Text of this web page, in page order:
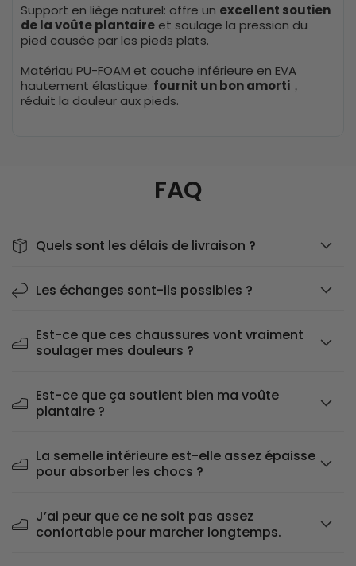
Support en liège naturel: offre un excellent soutien
de la voûte plantaire et soulage la pression du
pied causée par les pieds plats.
Matériau PU-FOAM et couche inférieure en EVA
hautement élastique: fournit un bon amorti ，
réduit la douleur aux pieds.
FAQ
Quels sont les délais de livraison ?
Les échanges sont-ils possibles ?
Est-ce que ces chaussures vont vraiment
soulager mes douleurs ?
Est-ce que ça soutient bien ma voûte
plantaire ?
La semelle intérieure est-elle assez épaisse
pour absorber les chocs ?
J’ai peur que ce ne soit pas assez
confortable pour marcher longtemps.